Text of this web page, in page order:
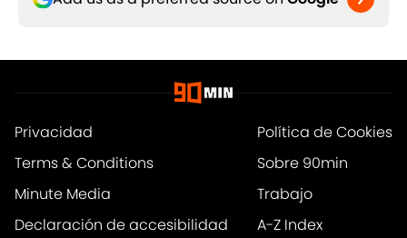
Privacidad
Política de Cookies
Terms & Conditions
Sobre 90min
Minute Media
Trabajo
Declaración de accesibilidad
A-Z Index